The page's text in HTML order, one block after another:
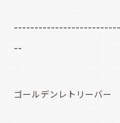
--
ゴールデンレトリーバー